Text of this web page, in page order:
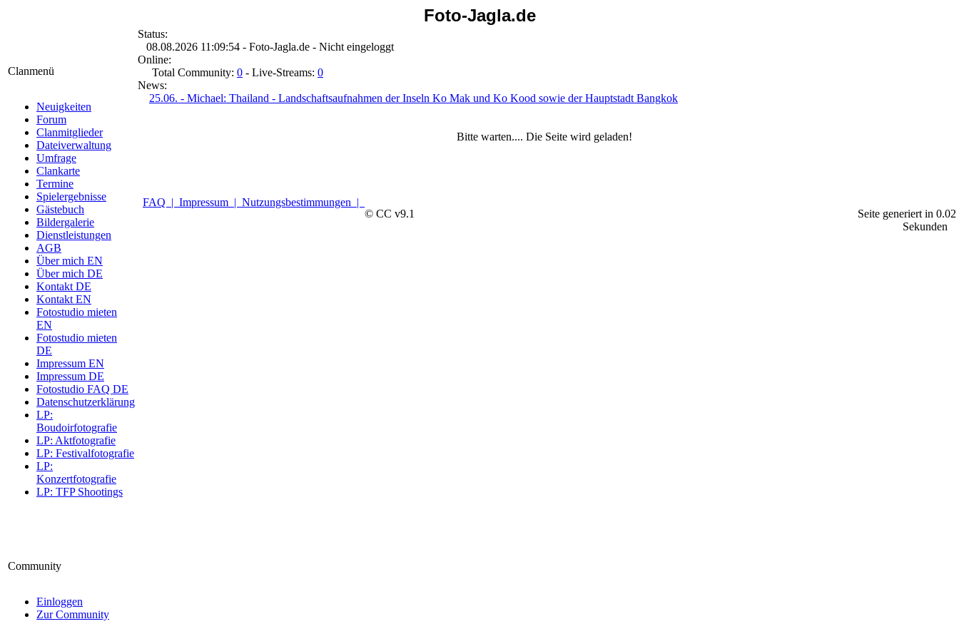
Foto-Jagla.de
Clanmenü
Neuigkeiten
Forum
Clanmitglieder
Dateiverwaltung
Umfrage
Clankarte
Termine
Spielergebnisse
Gästebuch
Bildergalerie
Dienstleistungen
AGB
Über mich EN
Über mich DE
Kontakt DE
Kontakt EN
Fotostudio mieten
EN
Fotostudio mieten
DE
Impressum EN
Impressum DE
Fotostudio FAQ DE
Datenschutzerklärung
LP:
Boudoirfotografie
LP: Aktfotografie
LP: Festivalfotografie
LP:
Konzertfotografie
LP: TFP Shootings
Community
Einloggen
Zur Community
Status:
08.08.2026 11:09:54 - Foto-Jagla.de - Nicht eingeloggt
Online:
Total Community: 0 - Live-Streams: 0
News:
25.06. - Michael: Thailand - Landschaftsaufnahmen der Inseln Ko Mak und Ko Kood sowie der Hauptstadt Bangkok
Bitte warten.... Die Seite wird geladen!
FAQ | Impressum | Nutzungsbestimmungen |
© CC v9.1
Seite generiert in 0.02
Sekunden